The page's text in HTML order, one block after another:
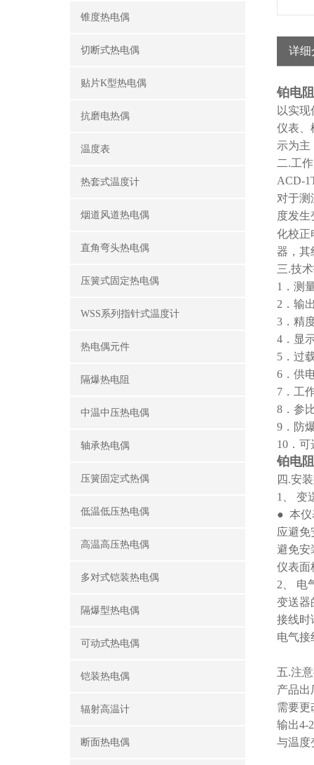
锥度热电偶
切断式热电偶
贴片K型热电偶
抗磨电热偶
温度表
热套式温度计
烟道风道热电偶
直角弯头热电偶
压簧式固定热电偶
WSS系列指针式温度计
热电偶元件
隔爆热电阻
中温中压热电偶
轴承热电偶
压簧固定式热偶
低温低压热电偶
高温高压热电偶
多对式铠装热电偶
隔爆型热电偶
可动式热电偶
铠装热电偶
辐射高温计
断面热电偶
详细
铂电
以实
仪表、
示为主
二.工
ACD-
对于测
度发
化校正
器，其
三.技
1．测
2．输
3．精
4．显
5．过
6．供
7．工
8．参
9．防
10．
铂电
四.安
1、 变
● 本仪
应避免
避免安
仪表面
2、 电
变送器
接线时
电气接
五.注
产品出
需要更
输出4-
与温度